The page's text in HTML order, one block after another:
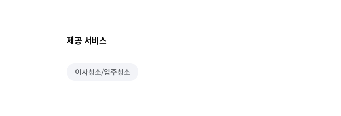
제공 서비스
이사청소/입주청소